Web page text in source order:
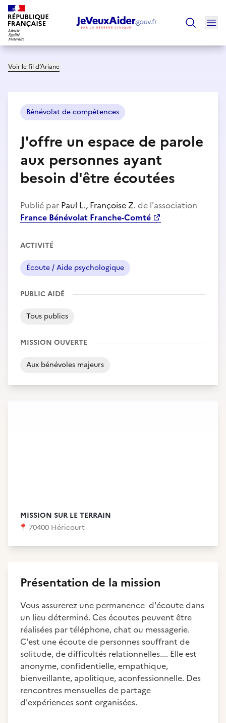
Voir le fil d’Ariane
Bénévolat de compétences
J'offre un espace de parole
aux personnes ayant
besoin d'être écoutées
Publié par Paul L., Françoise Z. de l'association
France Bénévolat Franche-Comté
ACTIVITÉ
Écoute / Aide psychologique
PUBLIC AIDÉ
Tous publics
MISSION OUVERTE
Aux bénévoles majeurs
MISSION SUR LE TERRAIN
📍 70400 Héricourt
Présentation de la mission
Vous assurerez une permanence d'écoute dans
un lieu déterminé. Ces écoutes peuvent être
réalisées par téléphone, chat ou messagerie.
C'est une écoute de personnes souffrant de
solitude, de difficultés relationnelles.... Elle est
anonyme, confidentielle, empathique,
bienveillante, apolitique, aconfessionnelle. Des
rencontres mensuelles de partage
d'expériences sont organisées.